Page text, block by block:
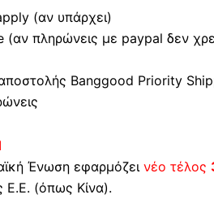
(αν υπάρχει)
πληρώνεις με paypal δεν
Banggood Priority
Ένωση εφαρμόζει νέο τέλος
Ε.Ε. (όπως Κίνα).